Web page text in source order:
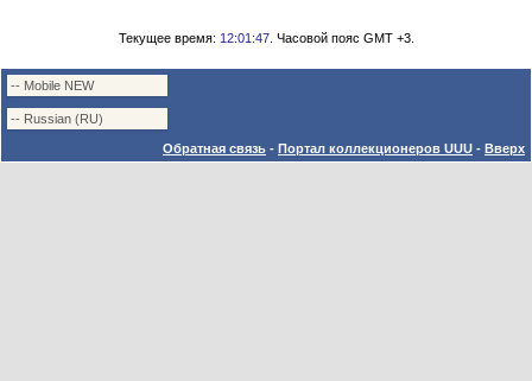
Текущее время: 12:01:47. Часовой пояс GMT +3.
Обратная связь - Портал коллекционеров UUU - Вверх